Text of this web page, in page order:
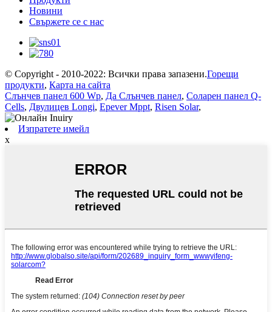
Новини
Свържете се с нас
© Copyright - 2010-2022: Всички права запазени.Горещи
продукти, Карта на сайта
Слънчев панел 600 Wp, Да Слънчев панел, Соларен панел Q-
Cells, Двулицев Longi, Epever Mppt, Risen Solar,
Изпратете имейл
x